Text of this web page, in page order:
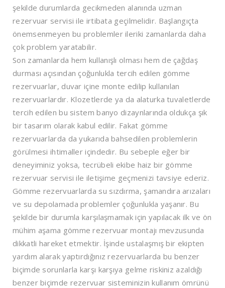
şekilde durumlarda gecikmeden alanında uzman
rezervuar servisi ile irtibata geçilmelidir. Başlangıçta
önemsenmeyen bu problemler ileriki zamanlarda daha
çok problem yaratabilir.
Son zamanlarda hem kullanışlı olması hem de çağdaş
durması açısından çoğunlukla tercih edilen gömme
rezervuarlar, duvar içine monte edilip kullanılan
rezervuarlardır. Klozetlerde ya da alaturka tuvaletlerde
tercih edilen bu sistem banyo dizaynlarında oldukça şık
bir tasarım olarak kabul edilir. Fakat gömme
rezervuarlarda da yukarıda bahsedilen problemlerin
görülmesi ihtimaller içindedir. Bu sebeple eğer bir
deneyiminiz yoksa, tecrübeli ekibe haiz bir gömme
rezervuar servisi ile iletişime geçmenizi tavsiye ederiz.
Gömme rezervuarlarda su sızdırma, şamandıra arızaları
ve su depolamada problemler çoğunlukla yaşanır. Bu
şekilde bir durumla karşılaşmamak için yapılacak ilk ve ön
mühim aşama gömme rezervuar montajı mevzusunda
dikkatli hareket etmektir. İşinde ustalaşmış bir ekipten
yardım alarak yaptırdığınız rezervuarlarda bu benzer
biçimde sorunlarla karşı karşıya gelme riskiniz azaldığı
benzer biçimde rezervuar sisteminizin kullanım ömrünü